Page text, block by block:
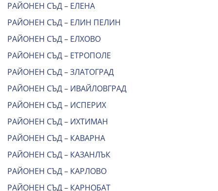
РАЙОНЕН СЪД – ЕЛЕНА
РАЙОНЕН СЪД – ЕЛИН ПЕЛИН
РАЙОНЕН СЪД – ЕЛХОВО
РАЙОНЕН СЪД – ЕТРОПОЛЕ
РАЙОНЕН СЪД – ЗЛАТОГРАД
РАЙОНЕН СЪД – ИВАЙЛОВГРАД
РАЙОНЕН СЪД – ИСПЕРИХ
РАЙОНЕН СЪД – ИХТИМАН
РАЙОНЕН СЪД – КАВАРНА
РАЙОНЕН СЪД – КАЗАНЛЪК
РАЙОНЕН СЪД – КАРЛОВО
РАЙОНЕН СЪД – КАРНОБАТ